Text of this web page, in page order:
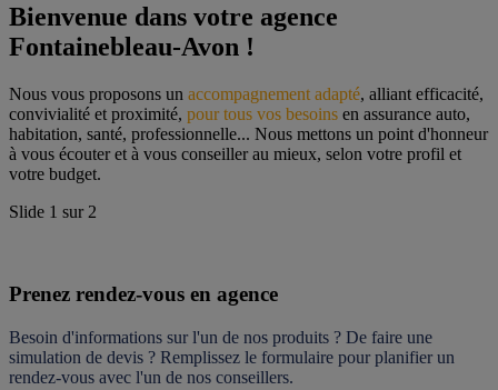
Bienvenue dans votre agence
Fontainebleau-Avon !
Nous vous proposons un accompagnement adapté, alliant efficacité,
convivialité et proximité, pour tous vos besoins en assurance auto,
habitation, santé, professionnelle... Nous mettons un point d'honneur
à vous écouter et à vous conseiller au mieux, selon votre profil et
votre budget.
Slide 1 sur 2
Prenez rendez-vous en agence
Besoin d'informations sur l'un de nos produits ? De faire une
simulation de devis ? Remplissez le formulaire pour planifier un
rendez-vous avec l'un de nos conseillers.